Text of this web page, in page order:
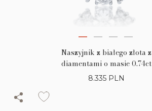
Naszyjnik z białego złota z
diamentami o masie 0.74ct
8.335 PLN